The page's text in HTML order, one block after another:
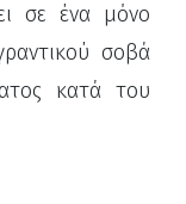
σε ένα μόνο
σοβά
κατά του